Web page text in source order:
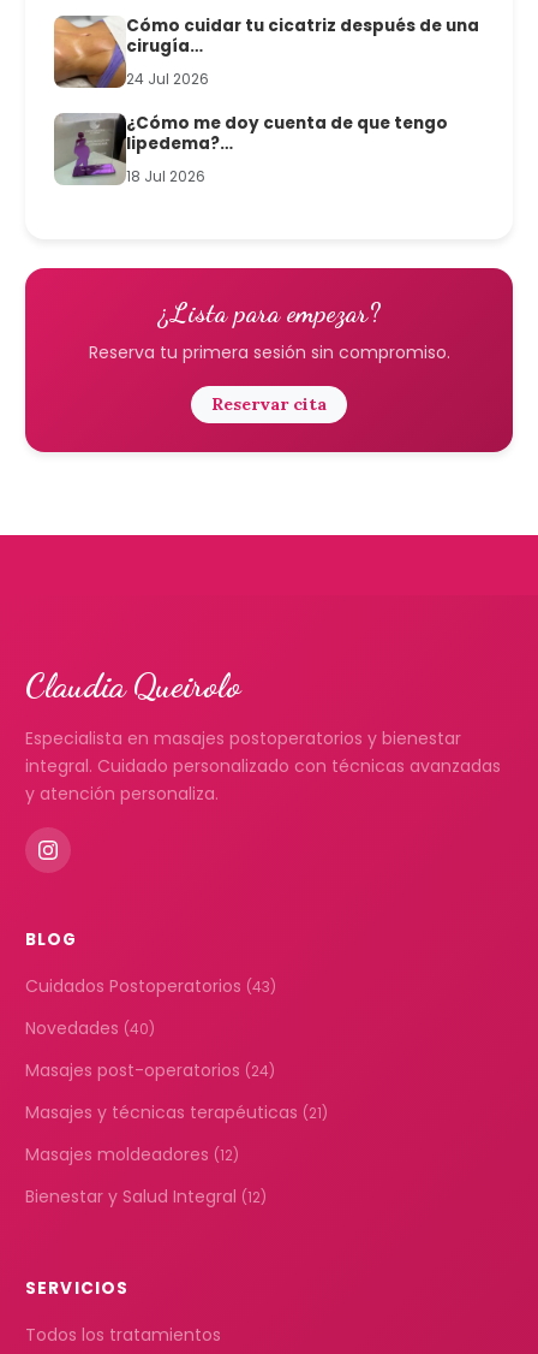
Cómo cuidar tu cicatriz después de una
cirugía…
24 Jul 2026
¿Cómo me doy cuenta de que tengo
lipedema?…
18 Jul 2026
¿Lista para empezar?
Reserva tu primera sesión sin compromiso.
Reservar cita
Claudia Queirolo
Especialista en masajes postoperatorios y bienestar
integral. Cuidado personalizado con técnicas avanzadas
y atención personaliza.
BLOG
Cuidados Postoperatorios (43)
Novedades (40)
Masajes post-operatorios (24)
Masajes y técnicas terapéuticas (21)
Masajes moldeadores (12)
Bienestar y Salud Integral (12)
SERVICIOS
Todos los tratamientos